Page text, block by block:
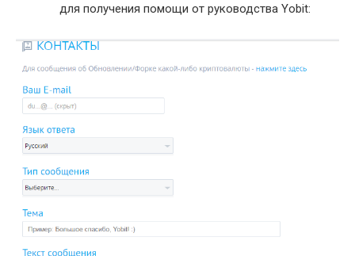
для получения помощи от руководства Yobit: